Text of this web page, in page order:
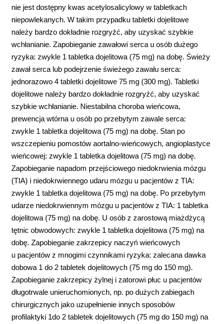
nie jest dostępny kwas acetylosalicylowy w tabletkach
niepowlekanych. W takim przypadku tabletki dojelitowe
należy bardzo dokładnie rozgryźć, aby uzyskać szybkie
wchłanianie. Zapobieganie zawałowi serca u osób dużego
ryzyka: zwykle 1 tabletka dojelitowa (75 mg) na dobę. Świeży
zawał serca lub podejrzenie świeżego zawału serca:
jednorazowo 4 tabletki dojelitowe 75 mg (300 mg). Tabletki
dojelitowe należy bardzo dokładnie rozgryźć, aby uzyskać
szybkie wchłanianie. Niestabilna choroba wieńcowa,
prewencja wtórna u osób po przebytym zawale serca:
zwykle 1 tabletka dojelitowa (75 mg) na dobę. Stan po
wszczepieniu pomostów aortalno-wieńcowych, angioplastyce
wieńcowej: zwykle 1 tabletka dojelitowa (75 mg) na dobę.
Zapobieganie napadom przejściowego niedokrwienia mózgu
(TIA) i niedokrwiennego udaru mózgu u pacjentów z TIA:
zwykle 1 tabletka dojelitowa (75 mg) na dobę. Po przebytym
udarze niedokrwiennym mózgu u pacjentów z TIA: 1 tabletka
dojelitowa (75 mg) na dobę. U osób z zarostową miażdżycą
tętnic obwodowych: zwykle 1 tabletka dojelitowa (75 mg) na
dobę. Zapobieganie zakrzepicy naczyń wieńcowych
u pacjentów z mnogimi czynnikami ryzyka: zalecana dawka
dobowa 1 do 2 tabletek dojelitowych (75 mg do 150 mg).
Zapobieganie zakrzepicy żylnej i zatorowi płuc u pacjentów
długotrwale unieruchomionych, np. po dużych zabiegach
chirurgicznych jako uzupełnienie innych sposobów
profilaktyki 1do 2 tabletek dojelitowych (75 mg do 150 mg) na